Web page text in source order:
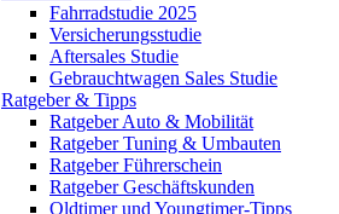
Fahrradstudie 2025
Versicherungsstudie
Aftersales Studie
Gebrauchtwagen Sales Studie
Ratgeber & Tipps
Ratgeber Auto & Mobilität
Ratgeber Tuning & Umbauten
Ratgeber Führerschein
Ratgeber Geschäftskunden
Oldtimer und Youngtimer-Tipps